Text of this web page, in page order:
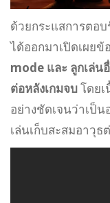
ด้วยกระแสการตอ
ได้ออกมาเปิดเผย
mode และ ลูกเล่น
ต่อหลังเกมจบโดย
อย่างชัดเจนว่าเป็น
เล่นเก็บสะสมอาวุ